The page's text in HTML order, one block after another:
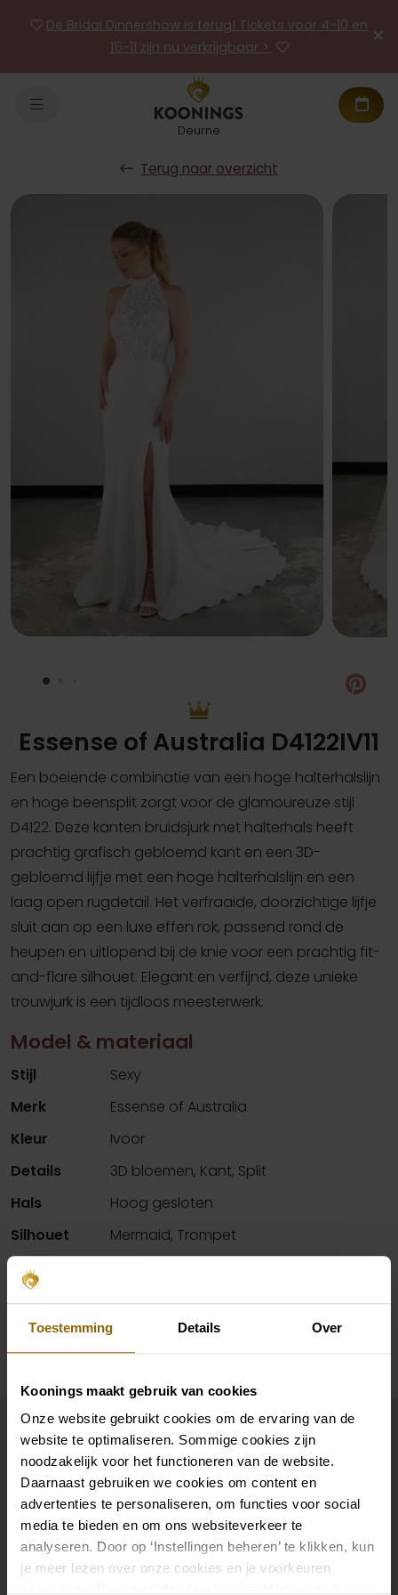
Toestemming Details Over
Koonings maakt gebruik van cookies
Onze website gebruikt cookies om de ervaring van de
website te optimaliseren. Sommige cookies zijn
noodzakelijk voor het functioneren van de website.
Daarnaast gebruiken we cookies om content en
advertenties te personaliseren, om functies voor social
media te bieden en om ons websiteverkeer te
analyseren. Door op ‘Instellingen beheren’ te klikken, kun
je meer lezen over onze cookies en je voorkeuren
De Bridal Dinnershow is terug! Tickets voor 4-10 en
15-11 zijn nu verkrijgbaar >
Deurne
Terug naar overzicht
Essense of Australia D4122IV11
Een boeiende combinatie van een hoge halterhalslijn
en hoge beensplit zorgt voor de glamoureuze stijl
D4122. Deze kanten bruidsjurk met halterhals heeft
prachtig grafisch gebloemd kant en een 3D-
gebloemd lijfje met een hoge halterhalslijn en een
laag open rugdetail. Het verfraaide, doorzichtige lijfje
sluit aan op een luxe effen rok, passend rond de
heupen en uitlopend bij de knie voor een prachtig fit-
and-flare silhouet. Elegant en verfijnd, deze unieke
trouwjurk is een tijdloos meesterwerk.
Model & materiaal
Stijl
Sexy
Merk
Essense of Australia
Kleur
Ivoor
Details
3D bloemen, Kant, Split
Hals
Hoog gesloten
Silhouet
Mermaid, Trompet
Mouwen
Beschikbaarheid per winkel
Maak jouw bridallook
compleet
De perfecte trouwschoenen voor onder je trouwjurk,
maar ook kettingen, armbanden en oorbellen die
precies bij je bruidsjurk passen of een prachtige sluier,